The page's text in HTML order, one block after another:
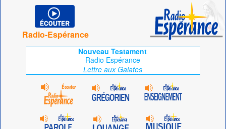
Radio-Espérance
Nouveau Testament
Radio Espérance
Lettre aux Galates